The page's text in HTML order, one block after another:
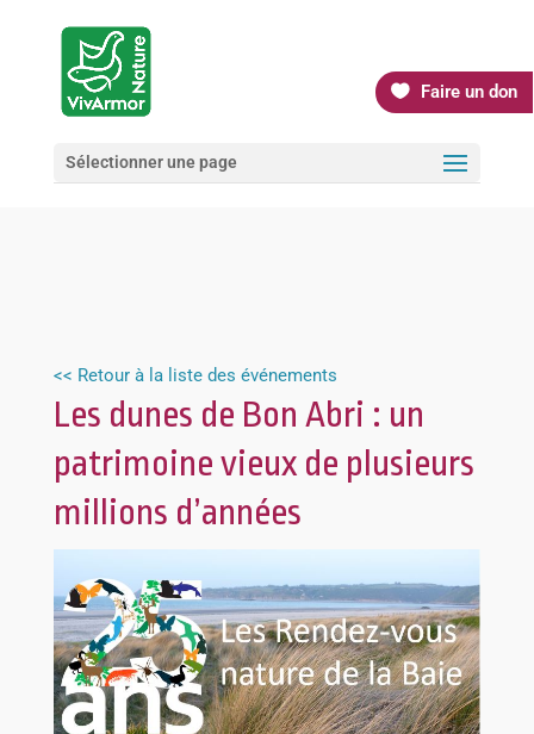
Faire un don
Sélectionner une page
<< Retour à la liste des événements
Les dunes de Bon Abri : un
patrimoine vieux de plusieurs
millions d’années